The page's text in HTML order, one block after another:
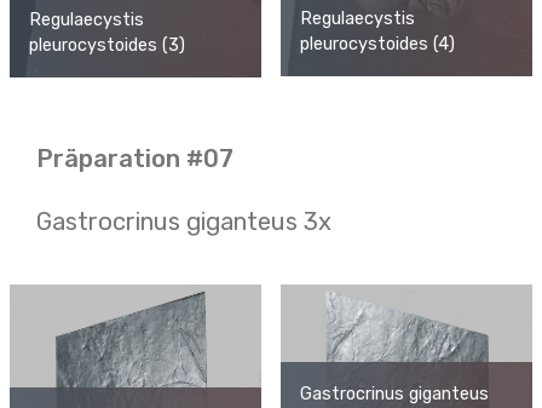
Regulaecystis
pleurocystoides (3)
Regulaecystis
pleurocystoides (4)
Präparation #07
Gastrocrinus giganteus 3x
Gastrocrinus giganteus